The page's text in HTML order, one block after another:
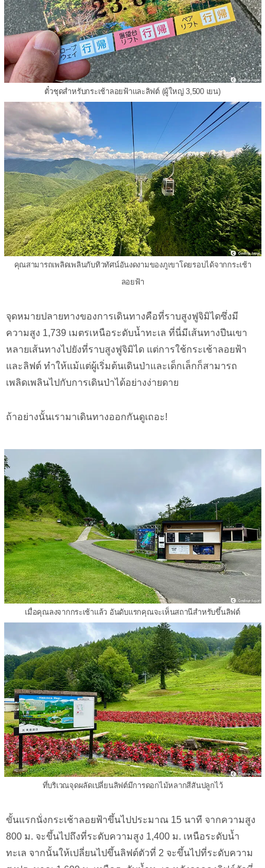
ตั๋วชุดสำหรับกระเช้าลอยฟ้าและลิฟต์ (ผู้ใหญ่ 3,500 เยน)
คุณสามารถเพลิดเพลินกับทิวทัศน์อันงดงามของภูเขาโดยรอบได้จากกระเช้า
ลอยฟ้า
จุดหมายปลายทางของการเดินทางคือที่ราบสูงฟูจิมิไดซึ่งมี
ความสูง 1,739 เมตรเหนือระดับน้ำทะเล ที่นี่มีเส้นทางปีนเขา
หลายเส้นทางไปยังที่ราบสูงฟูจิมิได แต่การใช้กระเช้าลอยฟ้า
และลิฟต์ ทำให้แม้แต่ผู้เริ่มต้นเดินป่าและเด็กเล็กก็สามารถ
เพลิดเพลินไปกับการเดินป่าได้อย่างง่ายดาย
ถ้าอย่างนั้นเรามาเดินทางออกกันดูเถอะ!
เมื่อคุณลงจากกระเช้าแล้ว อันดับแรกคุณจะเห็นสถานีสำหรับขึ้นลิฟต์
ที่บริเวณจุดผลัดเปลี่ยนลิฟต์มีการดอกไม้หลากสีสันปลูกไว้
ขั้นแรกนั่งกระเช้าลอยฟ้าขึ้นไปประมาณ 15 นาที จากความสูง
800 ม. จะขึ้นไปถึงที่ระดับความสูง 1,400 ม. เหนือระดับน้ำ
ทะเล จากนั้นให้เปลี่ยนไปขึ้นลิฟต์ตัวที่ 2 จะขึ้นไปที่ระดับความ